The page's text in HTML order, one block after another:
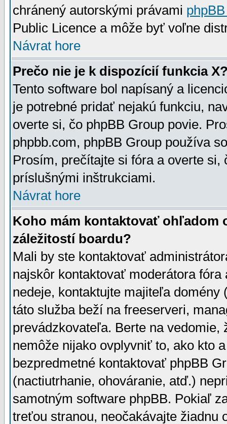
chránený autorskými právami
Public Licence a môže byť voľne
Návrat hore
Prečo nie je k dispozícií funkcia
Tento software bol napísaný a
je potrebné pridať nejakú funkciu,
overte si, čo phpBB Group povie.
phpbb.com, phpBB Group používa
Prosím, prečítajte si fóra a overte
príslušnými inštrukciami.
Návrat hore
Koho mám kontaktovať ohľadom
záležitostí boardu?
Mali by ste kontaktovať
najskôr kontaktovať moderátora
nedeje, kontaktujte majiteľa
táto služba beží na freeserveri,
prevádzkovateľa. Berte na vedomie,
nemôže nijako ovplyvniť to, ako kto
bezpredmetné kontaktovať phpBB
(nactiutrhanie, ohováranie, atď.)
samotným software phpBB. Pokiaľ
treťou stranou, neočakávajte žiadnu